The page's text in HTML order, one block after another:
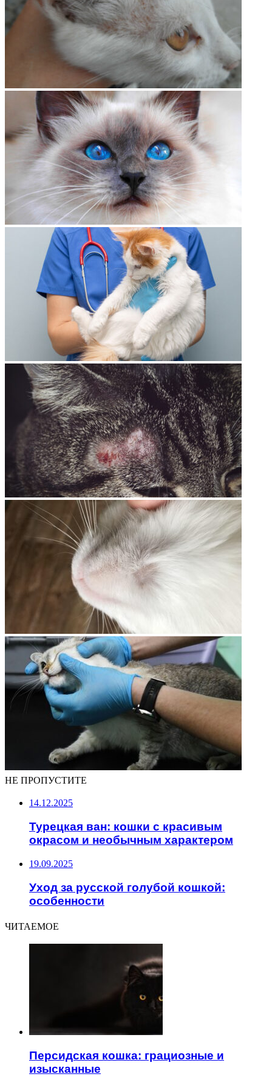
НЕ ПРОПУСТИТЕ
14.12.2025
Турецкая ван: кошки с красивым
окрасом и необычным характером
19.09.2025
Уход за русской голубой кошкой:
особенности
ЧИТАЕМОЕ
Персидская кошка: грациозные и
изысканные